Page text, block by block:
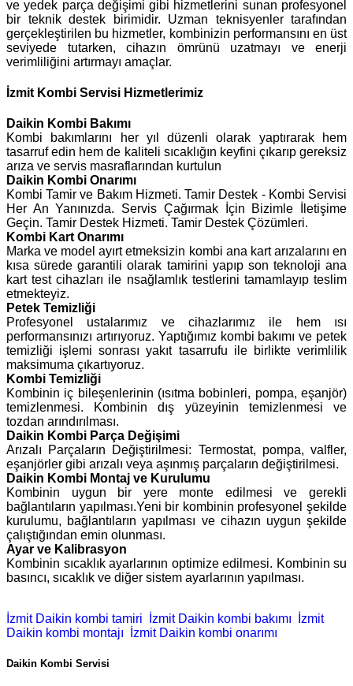
ve yedek parça değişimi gibi hizmetlerini sunan profesyonel
bir teknik destek birimidir. Uzman teknisyenler tarafından
gerçekleştirilen bu hizmetler, kombinizin performansını en üst
seviyede tutarken, cihazın ömrünü uzatmayı ve enerji
verimliliğini artırmayı amaçlar.
İzmit Kombi Servisi Hizmetlerimiz
Daikin Kombi Bakımı
Kombi bakımlarını her yıl düzenli olarak yaptırarak hem
tasarruf edin hem de kaliteli sıcaklığın keyfini çıkarıp gereksiz
arıza ve servis masraflarından kurtulun
Daikin Kombi Onarımı
Kombi Tamir ve Bakım Hizmeti. Tamir Destek - Kombi Servisi
Her An Yanınızda. Servis Çağırmak İçin Bizimle İletişime
Geçin. Tamir Destek Hizmeti. Tamir Destek Çözümleri.
Kombi Kart Onarımı
Marka ve model ayırt etmeksizin kombi ana kart arızalarını en
kısa sürede garantili olarak tamirini yapıp son teknoloji ana
kart test cihazları ile nsağlamlık testlerini tamamlayıp teslim
etmekteyiz.
Petek Temizliği
Profesyonel ustalarımız ve cihazlarımız ile hem ısı
performansınızı artırıyoruz. Yaptığımız kombi bakımı ve petek
temizliği işlemi sonrası yakıt tasarrufu ile birlikte verimlilik
maksimuma çıkartıyoruz.
Kombi Temizliği
Kombinin iç bileşenlerinin (ısıtma bobinleri, pompa, eşanjör)
temizlenmesi. Kombinin dış yüzeyinin temizlenmesi ve
tozdan arındırılması.
Daikin Kombi Parça Değişimi
Arızalı Parçaların Değiştirilmesi: Termostat, pompa, valfler,
eşanjörler gibi arızalı veya aşınmış parçaların değiştirilmesi.
Daikin Kombi Montaj ve Kurulumu
Kombinin uygun bir yere monte edilmesi ve gerekli
bağlantıların yapılması.Yeni bir kombinin profesyonel şekilde
kurulumu, bağlantıların yapılması ve cihazın uygun şekilde
çalıştığından emin olunması.
Ayar ve Kalibrasyon
Kombinin sıcaklık ayarlarının optimize edilmesi. Kombinin su
basıncı, sıcaklık ve diğer sistem ayarlarının yapılması.
İzmit Daikin kombi tamiri İzmit Daikin kombi bakımı
İzmit
Daikin kombi montajı
İzmit Daikin kombi onarımı
Daikin Kombi Servisi